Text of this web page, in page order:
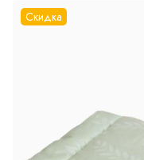
Скидка